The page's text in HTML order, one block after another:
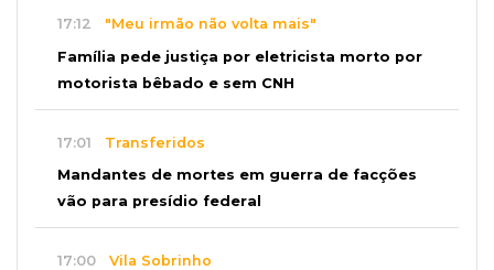
17:12 "Meu irmão não volta mais"
Família pede justiça por eletricista morto por
motorista bêbado e sem CNH
17:01 Transferidos
Mandantes de mortes em guerra de facções
vão para presídio federal
17:00 Vila Sobrinho